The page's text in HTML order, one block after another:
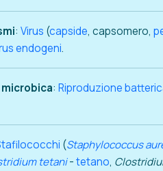
: Virus (capside, capsomero,
endogeni.
: Riproduzione
(Staphylococcus
tetani-tetano,